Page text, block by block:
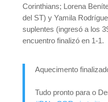
Corinthians; Lorena
del ST) y Yamila
suplentes (ingresó a los
encuentro finalizó en 1-1.
Aquecimento
Tudo pronto para o